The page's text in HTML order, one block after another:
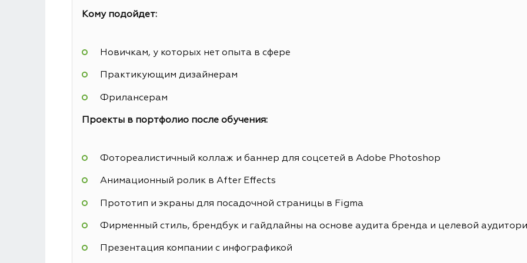
Кому подойдет:
Новичкам, у которых нет опыта в сфере
Практикующим дизайнерам
Фрилансерам
Проекты в портфолио после обучения:
Фотореалистичный коллаж и баннер для соцсетей в Adobe Photoshop
Анимационный ролик в After Effects
Прототип и экраны для посадочной страницы в Figma
Фирменный стиль, брендбук и гайдлайны на основе аудита бренда и целевой
Презентация компании с инфографикой